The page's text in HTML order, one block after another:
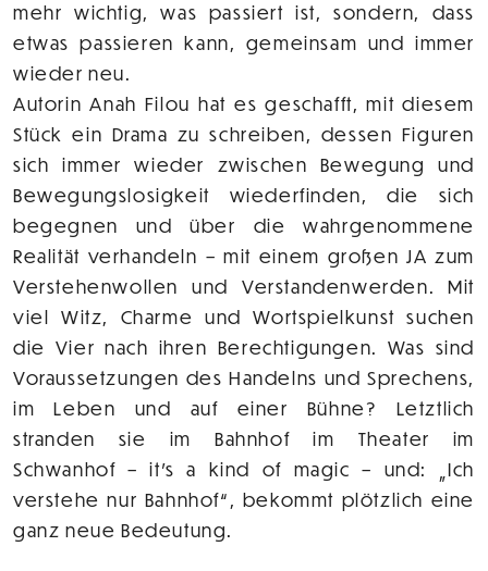
mehr wichtig, was passiert ist, sondern, dass
etwas passieren kann, gemeinsam und immer
wieder neu.
Autorin Anah Filou hat es geschafft, mit diesem
Stück ein Drama zu schreiben, dessen Figuren
sich immer wieder zwischen Bewegung und
Bewegungslosigkeit wiederfinden, die sich
begegnen und über die wahrgenommene
Realität verhandeln – mit einem großen JA zum
Verstehenwollen und Verstandenwerden. Mit
viel Witz, Charme und Wortspielkunst suchen
die Vier nach ihren Berechtigungen. Was sind
Voraussetzungen des Handelns und Sprechens,
im Leben und auf einer Bühne? Letztlich
stranden sie im Bahnhof im Theater im
Schwanhof – it’s a kind of magic – und: „Ich
verstehe nur Bahnhof“, bekommt plötzlich eine
ganz neue Bedeutung.